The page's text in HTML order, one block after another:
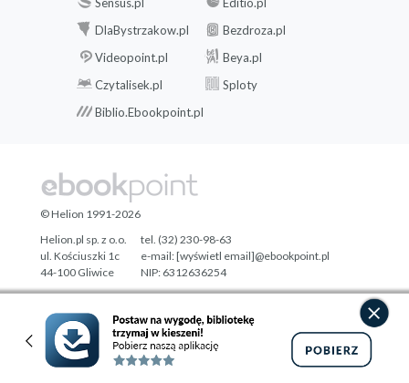
DlaBystrzakow.pl
Bezdroza.pl
Videopoint.pl
Beya.pl
Czytalisek.pl
Sploty
Biblio.Ebookpoint.pl
Designed with ♥ byTonik.pl
© Helion 1991-2026
Helion.pl sp. z o.o.
ul. Kościuszki 1c
44-100 Gliwice
tel. (32) 230-98-63
e-mail:[wyświetl email]@ebookpoint.pl
NIP: 6312636254
Regon: 241989027
Pełna wersja strony »